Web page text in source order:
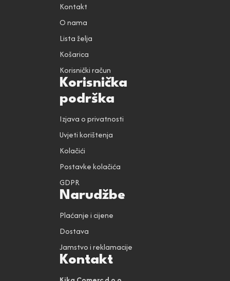
Kontakt
O nama
Lista želja
Košarica
Korisnički račun
Korisnička
podrška
Izjava o privatnosti
Uvjeti korištenja
Kolačići
Postavke kolačića
GDPR
Narudžbe
Plaćanje i cijene
Dostava
Jamstvo i reklamacije
Kontakt